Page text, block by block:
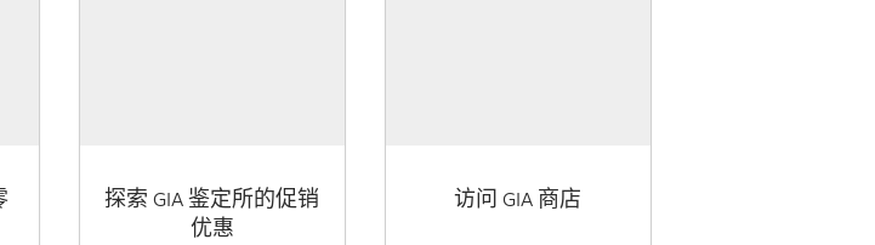
探索 GIA 鉴定所的促销
优惠
访问 GIA 商店